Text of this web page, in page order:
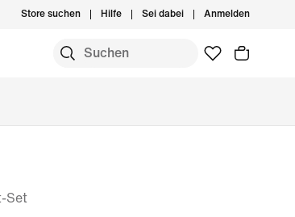
Store suchen Hilfe Sei dabei Anmelden
Set